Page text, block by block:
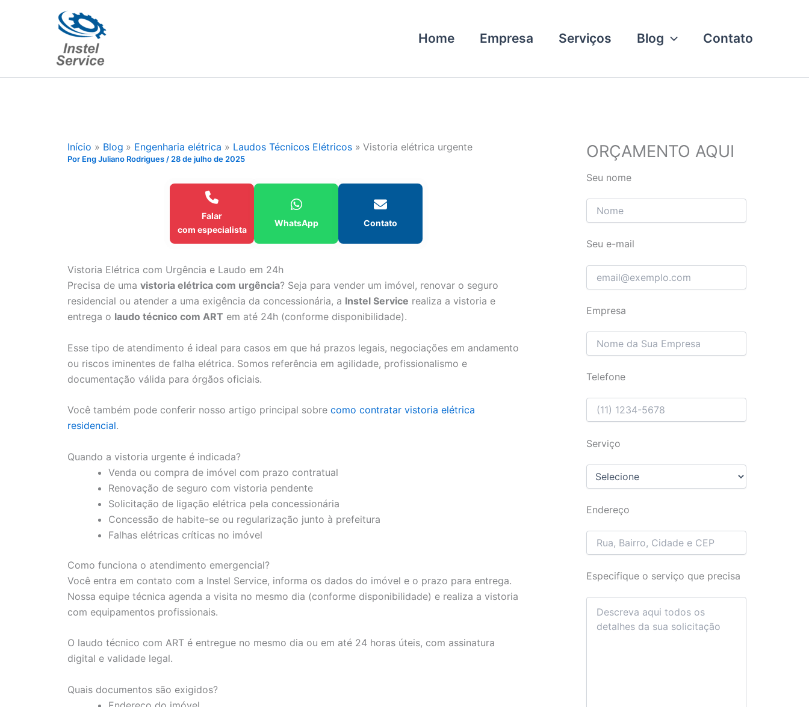
Home Empresa Serviços Blog Contato
Início Blog Engenharia elétrica Laudos Técnicos Elétricos Vistoria elétrica urgente
Por Eng Juliano Rodrigues / 28 de julho de 2025
Falar
com especialista
WhatsApp Contato
Vistoria Elétrica com Urgência e Laudo em 24h
Precisa de uma vistoria elétrica com urgência? Seja para vender um imóvel, renovar o seguro
residencial ou atender a uma exigência da concessionária, a Instel Service realiza a vistoria e
entrega o laudo técnico com ART em até 24h (conforme disponibilidade).
Esse tipo de atendimento é ideal para casos em que há prazos legais, negociações em andamento
ou riscos iminentes de falha elétrica. Somos referência em agilidade, profissionalismo e
documentação válida para órgãos oficiais.
Você também pode conferir nosso artigo principal sobre como contratar vistoria elétrica
residencial.
Quando a vistoria urgente é indicada?
Venda ou compra de imóvel com prazo contratual
Renovação de seguro com vistoria pendente
Solicitação de ligação elétrica pela concessionária
Concessão de habite-se ou regularização junto à prefeitura
Falhas elétricas críticas no imóvel
Como funciona o atendimento emergencial?
Você entra em contato com a Instel Service, informa os dados do imóvel e o prazo para entrega.
Nossa equipe técnica agenda a visita no mesmo dia (conforme disponibilidade) e realiza a vistoria
com equipamentos profissionais.
O laudo técnico com ART é entregue no mesmo dia ou em até 24 horas úteis, com assinatura
digital e validade legal.
Quais documentos são exigidos?
ORÇAMENTO AQUI
Seu nome
Seu e-mail
Empresa
Telefone
Serviço
Endereço
Especifique o serviço que precisa